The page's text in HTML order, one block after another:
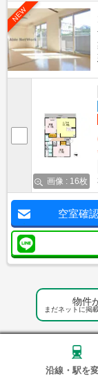
NEW
画像 : 16枚
空室確
沿線・駅を
物件
まだネットに掲